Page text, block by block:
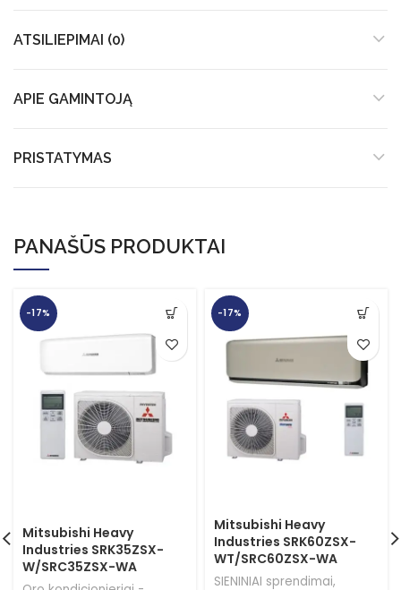
ATSILIEPIMAI (0)
APIE GAMINTOJĄ
PRISTATYMAS
PANAŠŪS PRODUKTAI
-17%
Mitsubishi Heavy
Industries SRK35ZSX-
W/SRC35ZSX-WA
-17%
Mitsubishi Heavy
Industries SRK60ZSX-
WT/SRC60ZSX-WA
SIENINIAI sprendimai,